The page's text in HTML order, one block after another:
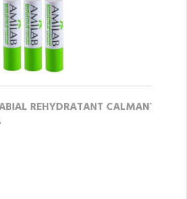
REHYDRATANT CALMANT